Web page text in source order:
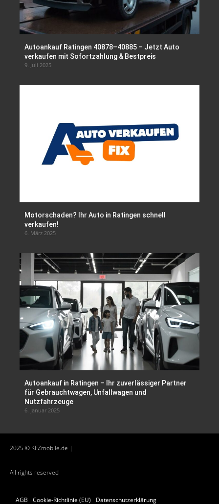
Autoankauf Ratingen 40878–40885 – Jetzt Auto
verkaufen mit Sofortzahlung & Bestpreis
9. Juli 2025
Motorschaden? Ihr Auto in Ratingen schnell
verkaufen!
6. März 2025
Autoankauf in Ratingen – Ihr zuverlässiger Partner
für Gebrauchtwagen, Unfallwagen und
Nutzfahrzeuge
6. Januar 2025
2025 © KFZmobile.de |
All rights reserved
AGB Cookie-Richtlinie (EU) Datenschutzerklärung